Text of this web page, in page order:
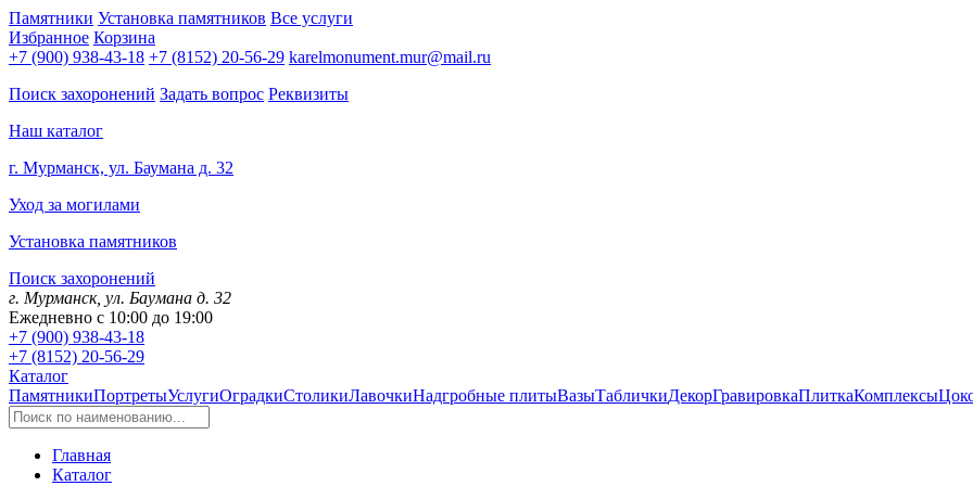
Памятники Установка памятников Все услуги
Избранное Корзина
+7 (900) 938-43-18 +7 (8152) 20-56-29 karelmonument.mur@mail.ru
Поиск захоронений Задать вопрос Реквизиты
Наш каталог
г. Мурманск, ул. Баумана д. 32
Уход за могилами
Установка памятников
Поиск захоронений
г. Мурманск, ул. Баумана д. 32
Ежедневно с 10:00 до 19:00
+7 (900) 938-43-18
+7 (8152) 20-56-29
Каталог
ПамятникиПортретыУслугиОградкиСтоликиЛавочкиНадгробные плитыВазыТабличкиДекорГравировкаПлиткаКомплексы
Главная
Каталог